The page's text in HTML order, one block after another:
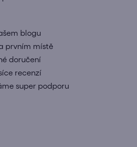
á
d
a
í
p
blogu
prvním místě
doručení
recenzí
super podporu